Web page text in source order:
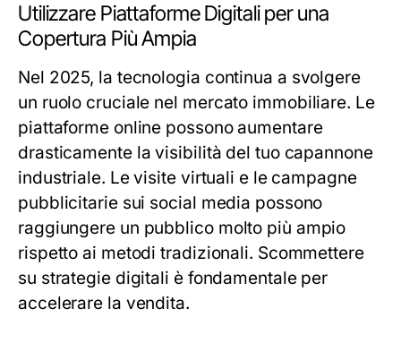
Utilizzare Piattaforme Digitali per una
Copertura Più Ampia
Nel 2025, la tecnologia continua a svolgere
un ruolo cruciale nel mercato immobiliare. Le
piattaforme online possono aumentare
drasticamente la visibilità del tuo capannone
industriale. Le visite virtuali e le campagne
pubblicitarie sui social media possono
raggiungere un pubblico molto più ampio
rispetto ai metodi tradizionali. Scommettere
su strategie digitali è fondamentale per
accelerare la vendita.